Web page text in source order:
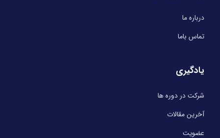
درباره ما
تماس باما
یادگیری
شرکت در دوره ها
آخرین مقالات
عضویت